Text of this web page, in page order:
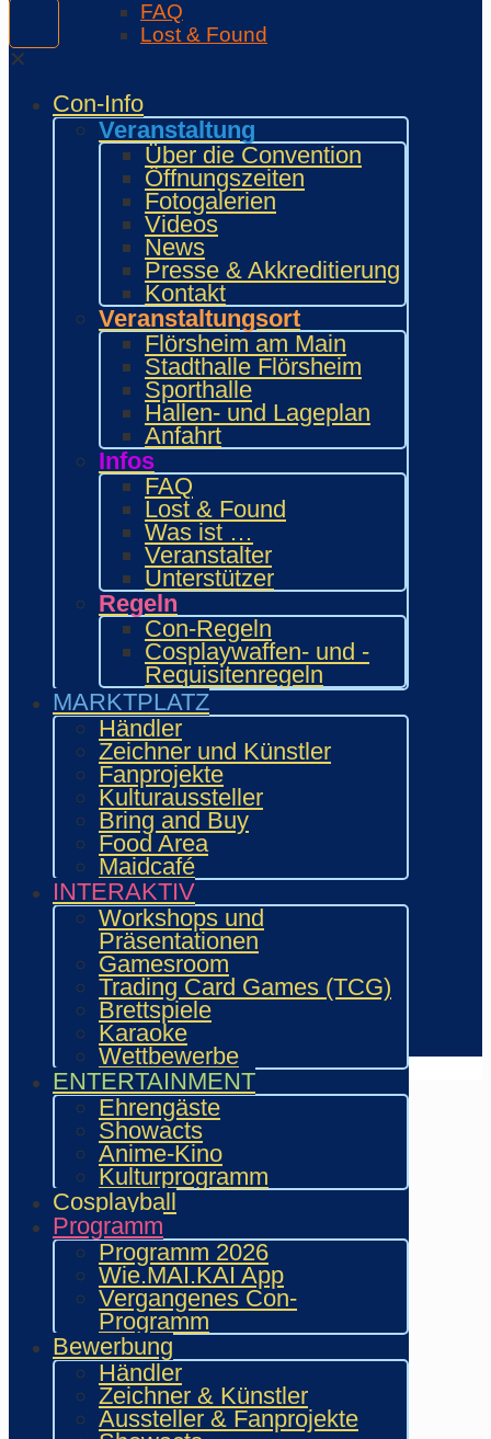
✕
Con-Info
Veranstaltung
Über die Convention
Öffnungszeiten
Fotogalerien
Videos
News
Presse & Akkreditierung
Kontakt
Veranstaltungsort
Flörsheim am Main
Stadthalle Flörsheim
Sporthalle
Hallen- und Lageplan
Anfahrt
Infos
FAQ
Lost & Found
Was ist …
Veranstalter
Unterstützer
Regeln
Con-Regeln
Cosplaywaffen- und -
Requisitenregeln
MARKTPLATZ
Händler
Zeichner und Künstler
Fanprojekte
Kulturaussteller
Bring and Buy
Food Area
Maidcafé
INTERAKTIV
Workshops und
Präsentationen
Gamesroom
Trading Card Games (TCG)
Brettspiele
Karaoke
Wettbewerbe
ENTERTAINMENT
Ehrengäste
Showacts
Anime-Kino
Kulturprogramm
Cosplayball
Programm
Programm 2026
Wie.MAI.KAI App
Vergangenes Con-
Programm
Bewerbung
Händler
Zeichner & Künstler
Aussteller & Fanprojekte
FAQ
Lost & Found
Unterstützer
Regeln
Con-Regeln
Cosplaywaffen- und -
Requisitenregeln
MARKTPLATZ
Händler
Zeichner und Künstler
Fanprojekte
Kulturaussteller
Bring and Buy
Food Area
Maidcafé
INTERAKTIV
Workshops und Präsentationen
Gamesroom
Trading Card Games (TCG)
Brettspiele
Karaoke
Wettbewerbe
ENTERTAINMENT
Ehrengäste
Showacts
Anime-Kino
Kulturprogramm
Cosplayball
Programm
Programm 2026
Wie.MAI.KAI App
Vergangenes Con-Programm
Bewerbung
Händler
Zeichner & Künstler
Aussteller & Fanprojekte
Showacts
Workshops & Präsentationen
Helfende
Marketing & Sponsoring
Presse & Content Creator
Verein wie.mai.kai e. V
Kontakt